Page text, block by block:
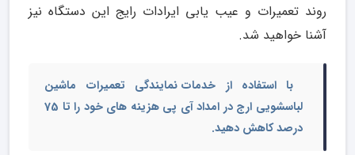
روند تعمیرات و عیب یابی ایرادات رایج این دستگاه نیز
آشنا خواهید شد.
با استفاده از خدمات نمایندگی تعمیرات ماشین
لباسشویی ارج
در امداد آی پی هزینه های خود را تا 75
درصد کاهش دهید.